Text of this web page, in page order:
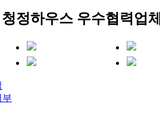
청정하우스 우수협력업체
부